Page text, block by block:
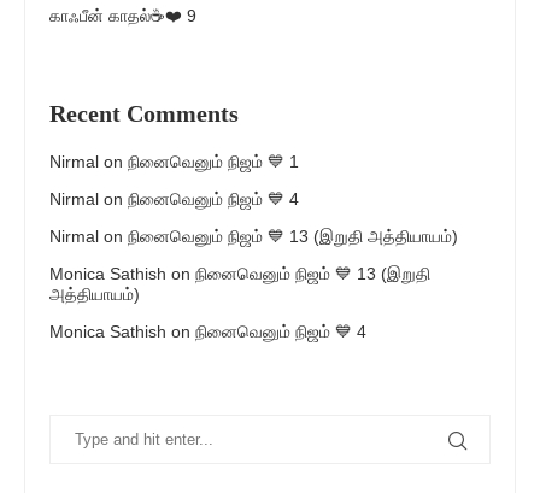
காஃபீன் காதல்☕❤️ 9
Recent Comments
Nirmal on நினைவெனும் நிஜம் 💙 1
Nirmal on நினைவெனும் நிஜம் 💙 4
Nirmal on நினைவெனும் நிஜம் 💙 13 (இறுதி அத்தியாயம்)
Monica Sathish on நினைவெனும் நிஜம் 💙 13 (இறுதி
அத்தியாயம்)
Monica Sathish on நினைவெனும் நிஜம் 💙 4